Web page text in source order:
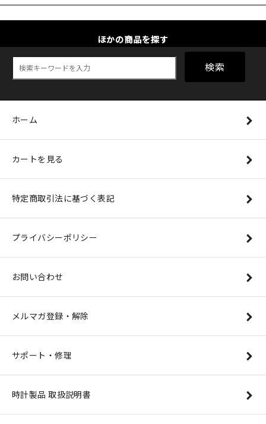
ほかの商品を探す
検索
ホーム
カートを見る
特定商取引法に基づく表記
プライバシーポリシー
お問い合わせ
メルマガ登録・解除
サポート・修理
時計製品 取扱説明書